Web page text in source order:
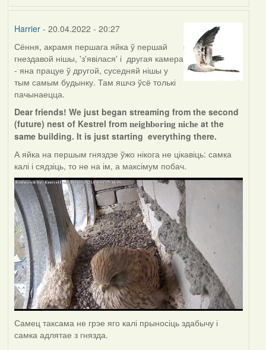
Harrier- 20.04.2022 - 20:27
Сёння, акрамя першага яйка ў першай
гнездавой нішы, 'з'явілася' і другая камера
- яна працуе ў другой, суседняй нішы у
тым самым будынку. Там яшчэ ўсё толькі
пачынаецца.
Dear friends! We just began streaming from the second
(future) nest of Kestrel from neighboring nicheat the
same building. It is just starting everything there.
А яйка на першым гняздзе ўжо нікога не цікавіць: самка
калі і сядзіць, то не на ім, а максімум побач.
Самец таксама не грэе яго калі прыносіць здабычу і
самка адлятае з гнязда.